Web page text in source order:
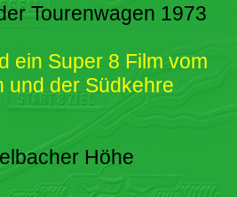
Tourenwagen 1973
ein Super 8 Film vom
und der Südkehre
Höhe